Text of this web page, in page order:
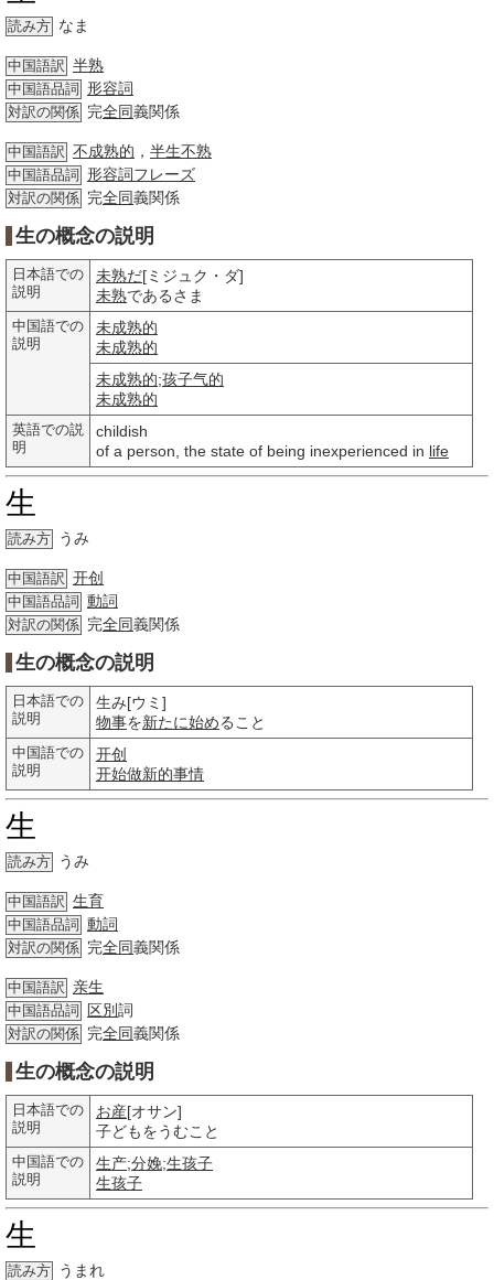
読み方 なま
中国語訳 半熟
中国語品詞 形容詞
対訳の関係 完全同義関係
中国語訳 不成熟的 ， 半生不熟
中国語品詞 形容詞フレーズ
対訳の関係 完全同義関係
生の概念の説明
日本語での
説明
未熟だ[ミジュク・ダ]
未熟であるさま
中国語での
説明
未成熟的
未成熟的
未成熟的;孩子气的
未成熟的
英語での説
明
childish
of a person, the state of being inexperienced in life
生
読み方 うみ
中国語訳 开创
中国語品詞 動詞
対訳の関係 完全同義関係
生の概念の説明
日本語での
説明
生み[ウミ]
物事を新たに始めること
中国語での
説明
开创
开始做新的事情
生
読み方 うみ
中国語訳 生育
中国語品詞 動詞
対訳の関係 完全同義関係
中国語訳 亲生
中国語品詞 区別詞
対訳の関係 完全同義関係
生の概念の説明
日本語での
説明
お産[オサン]
子どもをうむこと
中国語での
説明
生产;分娩;生孩子
生孩子
生
読み方 うまれ